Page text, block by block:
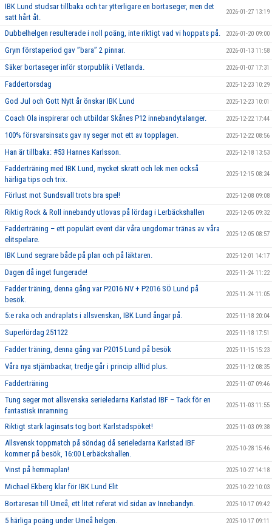
IBK Lund studsar tillbaka och tar ytterligare en bortaseger, men det
satt hårt åt.
2026-01-27 13:19
Dubbelhelgen resulterade i noll poäng, inte riktigt vad vi hoppats på. 2026-01-20 09:00
Grym förstaperiod gav ’’bara’’ 2 pinnar. 2026-01-13 11:58
Säker bortaseger inför storpublik i Vetlanda. 2026-01-07 17:31
Faddertorsdag 2025-12-23 10:29
God Jul och Gott Nytt år önskar IBK Lund 2025-12-23 10:01
Coach Ola inspirerar och utbildar Skånes P12 innebandytalanger. 2025-12-22 17:44
100% försvarsinsats gav ny seger mot ett av topplagen. 2025-12-22 08:56
Han är tillbaka: #53 Hannes Karlsson. 2025-12-18 13:53
Fadderträning med IBK Lund, mycket skratt och lek men också
härliga tips och trix.
2025-12-15 08:24
Förlust mot Sundsvall trots bra spel! 2025-12-08 09:08
Riktig Rock & Roll innebandy utlovas på lördag i Lerbäckshallen 2025-12-05 09:32
Fadderträning – ett populärt event där våra ungdomar tränas av våra
elitspelare.
2025-12-05 08:57
IBK Lund segrare både på plan och på läktaren. 2025-12-01 14:17
Dagen då inget fungerade! 2025-11-24 11:22
Fadder träning, denna gång var P2016 NV + P2016 SÖ Lund på
besök.
2025-11-24 11:05
5:e raka och andraplats i allsvenskan, IBK Lund ångar på. 2025-11-18 20:04
Superlördag 251122 2025-11-18 17:51
Fadder träning, denna gång var P2015 Lund på besök 2025-11-15 15:23
Våra nya stjärnbackar, tredje går i princip alltid plus. 2025-11-12 08:35
Fadderträning 2025-11-07 09:46
Tung seger mot allsvenska serieledarna Karlstad IBF – Tack för en
fantastisk inramning
2025-11-03 11:55
Riktigt stark laginsats tog bort Karlstadspöket! 2025-11-03 09:38
Allsvensk toppmatch på söndag då serieledarna Karlstad IBF
kommer på besök, 16:00 Lerbäckshallen.
2025-10-28 15:46
Vinst på hemmaplan! 2025-10-27 14:18
Michael Ekberg klar för IBK Lund Elit 2025-10-22 10:03
Bortaresan till Umeå, ett litet referat vid sidan av Innebandyn. 2025-10-17 09:42
5 härliga poäng under Umeå helgen. 2025-10-17 09:11